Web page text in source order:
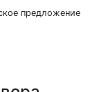
предложение